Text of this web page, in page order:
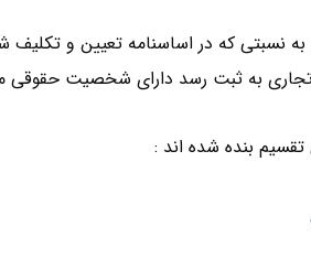
نسبتی که در اساسنامه تعیین و تکلیف
به ثبت رسد دارای شخصیت حقوقی
بنده شده اند :